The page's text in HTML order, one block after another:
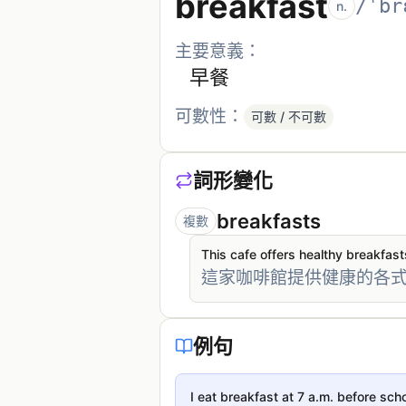
n. /
主要意義：
早餐
可數性： 可數 / 不可數
詞形變化
複數 breakfasts
This cafe offers healthy
這家咖啡館提供健康的各
例句
I eat breakfast at 7 a.m. before